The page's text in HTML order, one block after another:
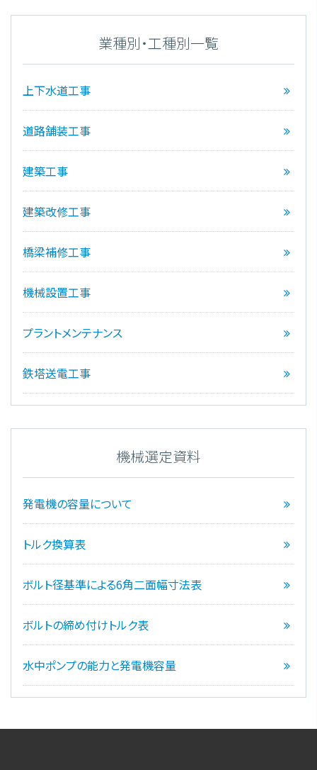
業種別・工種別一覧
上下水道工事
道路舗装工事
建築工事
建築改修工事
橋梁補修工事
機械設置工事
プラントメンテナンス
鉄塔送電工事
機械選定資料
発電機の容量について
トルク換算表
ボルト径基準による6角二面幅寸法表
ボルトの締め付けトルク表
水中ポンプの能力と発電機容量